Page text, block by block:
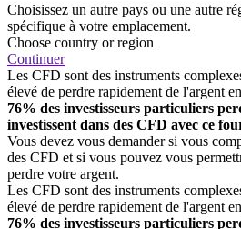
Choisissez un autre pays ou une autre
spécifique à votre emplacement.
Choose country or region
Continuer
Les CFD sont des instruments
élevé de perdre rapidement de l'argent
76% des investisseurs particuliers
investissent dans des CFD avec ce
Vous devez vous demander si vous
des CFD et si vous pouvez vous
perdre votre argent.
Les CFD sont des instruments
élevé de perdre rapidement de l'argent
76% des investisseurs particuliers